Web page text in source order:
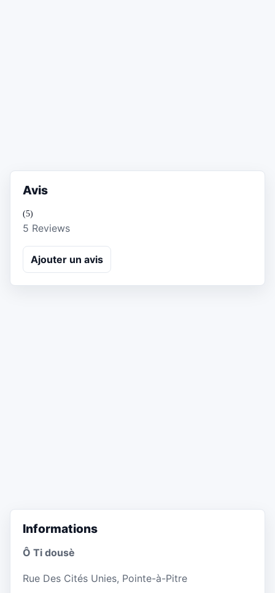
Avis
(5)
5 Reviews
Ajouter un avis
Informations
Ô Ti dousè
Rue Des Cités Unies, Pointe-à-Pitre